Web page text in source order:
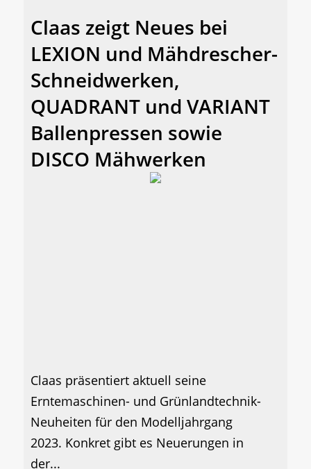
Claas zeigt Neues bei
LEXION und Mähdrescher-
Schneidwerken,
QUADRANT und VARIANT
Ballenpressen sowie
DISCO Mähwerken
Claas präsentiert aktuell seine
Erntemaschinen- und Grünlandtechnik-
Neuheiten für den Modelljahrgang
2023. Konkret gibt es Neuerungen in
der...